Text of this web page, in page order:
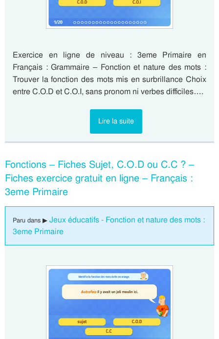
Exercice en ligne de niveau : 3eme Primaire en
Français : Grammaire – Fonction et nature des mots :
Trouver la fonction des mots mis en surbrillance Choix
entre C.O.D et C.O.I, sans pronom ni verbes difficiles….
Lire la suite
Fonctions – Fiches Sujet, C.O.D ou C.C ? –
Fiches exercice gratuit en ligne – Français :
3eme Primaire
Paru dans ▶ Jeux éducatifs - Fonction et nature des mots :
3eme Primaire